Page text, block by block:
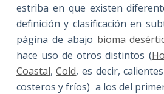
estriba en que existen
definición y clasificación en
página de abajo bioma
hace uso de otros distintos (
Coastal,Cold, es decir,
costeros y fríos) a los del